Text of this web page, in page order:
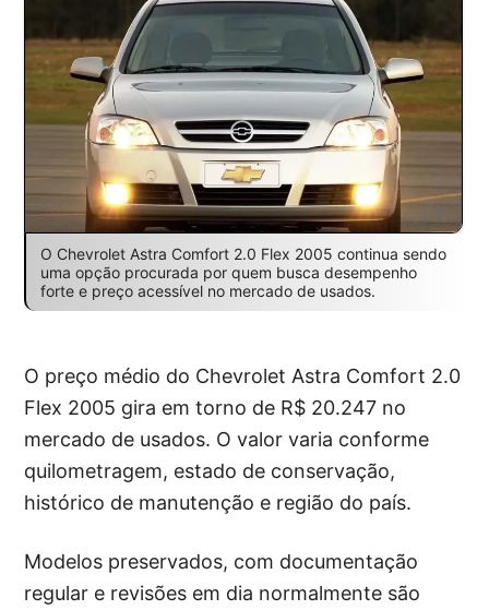
O Chevrolet Astra Comfort 2.0 Flex 2005 continua sendo
uma opção procurada por quem busca desempenho
forte e preço acessível no mercado de usados.
O preço médio do Chevrolet Astra Comfort 2.0
Flex 2005 gira em torno de R$ 20.247 no
mercado de usados. O valor varia conforme
quilometragem, estado de conservação,
histórico de manutenção e região do país.
Modelos preservados, com documentação
regular e revisões em dia normalmente são